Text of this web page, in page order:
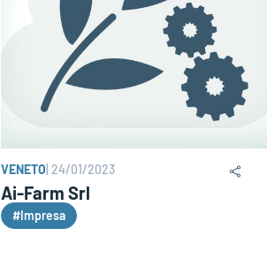
VENETO 24/01/2023
Ai-Farm Srl
#Impresa